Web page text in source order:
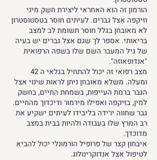
הורמון זה הוא האחראי ליצירת חשק מיני
וזיקפה אצל גברים. לעיתים חוסר בטסטוסטרון
לא מאובחן בגלל חוסר תשומת לב למצב
בריאותי. אספר לך שגם אצל גברים יש בעיה
של גיל המעבר השם שלו בשפה הרפואית
"אנדופאוזה".
מצב רפואי זה יכול להתחיל בגלאי ה 42
ומעלה. משלא מאובחן ניתן לראות שינוי אצל
הגבר ברמת העייפות, בשמחת החיים, בחשק
למין, בזיקפה ואפילו מירמור ודיכדוך מהחיים.
גבר שחווה ירידה בליבידו לעיתים ישקיע את
רב המרץ שלו בעבודה ולהיות בבית במצב
מדוכדך.
איבחון קצר של פרופיל הורמונלי יכול להביא
לטיפול אצל אנדוקרינולוג.